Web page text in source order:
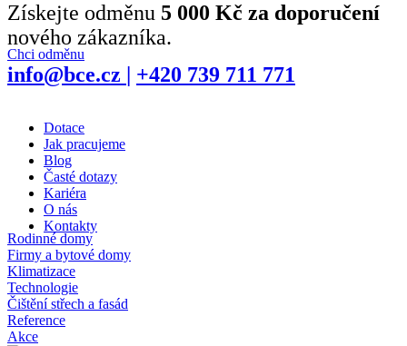
Získejte odměnu 5 000 Kč za doporučení
nového zákazníka.
Chci odměnu
info@bce.cz +420 739 711 771
Dotace
Jak pracujeme
Blog
Časté dotazy
Kariéra
O nás
Kontakty
Rodinné domy
Firmy a bytové domy
Klimatizace
Technologie
Čištění střech a fasád
Reference
Akce